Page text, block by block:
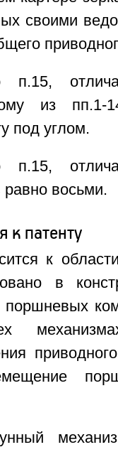
своими
п.15,
из пп.1-
под углом.
п.15,
равно восьми.
к патенту
к
в
поршневых